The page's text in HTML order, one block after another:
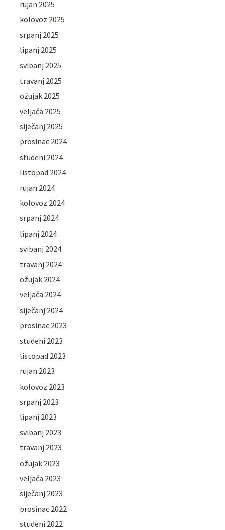
rujan 2025
kolovoz 2025
srpanj 2025
lipanj 2025
svibanj 2025
travanj 2025
ožujak 2025
veljača 2025
siječanj 2025
prosinac 2024
studeni 2024
listopad 2024
rujan 2024
kolovoz 2024
srpanj 2024
lipanj 2024
svibanj 2024
travanj 2024
ožujak 2024
veljača 2024
siječanj 2024
prosinac 2023
studeni 2023
listopad 2023
rujan 2023
kolovoz 2023
srpanj 2023
lipanj 2023
svibanj 2023
travanj 2023
ožujak 2023
veljača 2023
siječanj 2023
prosinac 2022
studeni 2022